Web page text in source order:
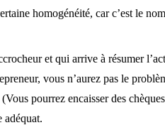
homogénéité, car c’est le
et qui arrive à résumer
vous n’aurez pas le
pourrez encaisser des
adéquat.